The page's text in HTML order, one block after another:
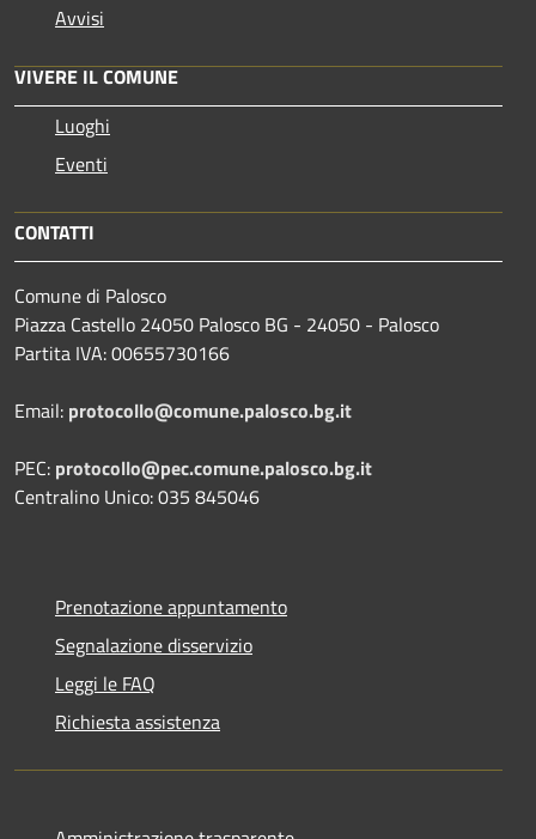
Avvisi
VIVERE IL COMUNE
Luoghi
Eventi
CONTATTI
Comune di Palosco
Piazza Castello 24050 Palosco BG - 24050 - Palosco
Partita IVA: 00655730166
Email: protocollo@comune.palosco.bg.it
PEC: protocollo@pec.comune.palosco.bg.it
Centralino Unico: 035 845046
Prenotazione appuntamento
Segnalazione disservizio
Leggi le FAQ
Richiesta assistenza